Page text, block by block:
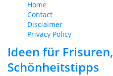
Home
Contact
Disclaimer
Privacy Policy
Ideen für
Schönheitstipps